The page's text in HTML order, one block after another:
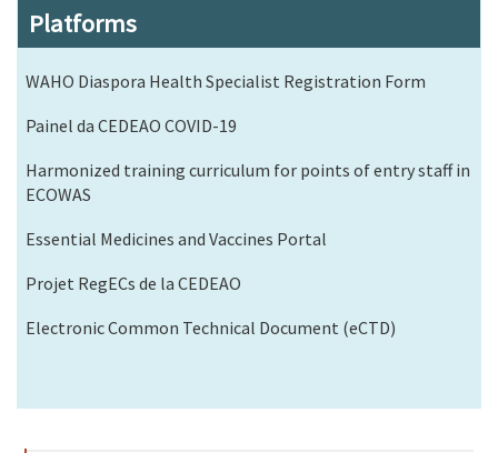
Platforms
WAHO Diaspora Health Specialist Registration Form
Painel da CEDEAO COVID-19
Harmonized training curriculum for points of entry staff in
ECOWAS
Essential Medicines and Vaccines Portal
Projet RegECs de la CEDEAO
Electronic Common Technical Document (eCTD)